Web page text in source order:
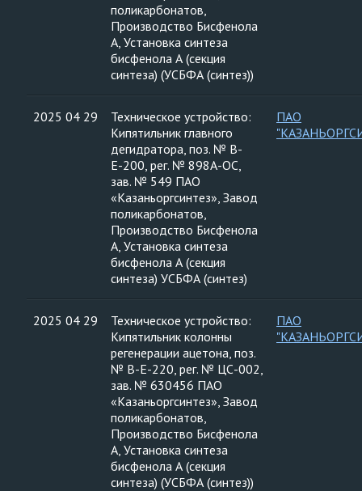
поликарбонатов,
Производство Бисфенола
А, Установка синтеза
бисфенола А (секция
синтеза) (УСБФА (синтез))
2025 04 29
Техническое устройство:
Кипятильник главного
дегидратора, поз. № В-
Е-200, рег. № 898А-ОС,
зав. № 549 ПАО
«Казаньоргсинтез», Завод
поликарбонатов,
Производство Бисфенола
А, Установка синтеза
бисфенола А (секция
синтеза) УСБФА (синтез)
ПАО
2025 04 29
Техническое устройство:
Кипятильник колонны
регенерации ацетона, поз.
№ В-Е-220, рег. № ЦС-002,
зав. № 630456 ПАО
«Казаньоргсинтез», Завод
поликарбонатов,
Производство Бисфенола
А, Установка синтеза
бисфенола А (секция
синтеза) (УСБФА (синтез))
ПАО